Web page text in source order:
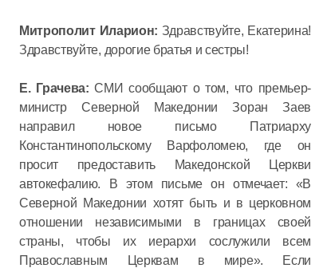
Митрополит Иларион: Здравствуйте, Екатерина!
Здравствуйте, дорогие братья и сестры!
Е. Грачева:СМИ сообщают о том, что премьер-
министр Северной Македонии Зоран Заев
направил новое письмо Патриарху
Константинопольскому Варфоломею, где он
просит предоставить Македонской Церкви
автокефалию. В этом письме он отмечает: «В
Северной Македонии хотят быть и в церковном
отношении независимыми в границах своей
страны, чтобы их иерархи сослужили всем
Православным Церквам в мире». Если